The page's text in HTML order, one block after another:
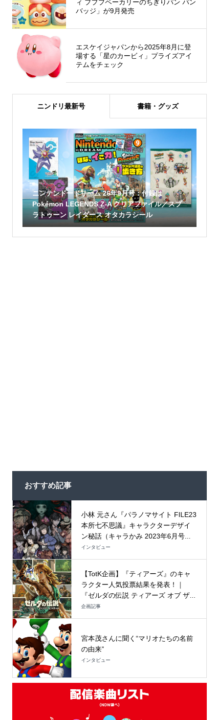
ィ プププベーカリーのちぎりパン パン
バッジ」が9月発売
エスケイジャパンから2025年8月に登
場する「星のカービィ」プライズアイ
テムをチェック
ニンドリ最新号 書籍・グッズ
ニンテンドードリーム 26年9月号：付録は
Pokémon LEGENDS Z-A クリアファイル／スプ
ラトゥーン レイダース オタカラシール
おすすめ記事
小林 元さん『パラノマサイト FILE23
本所七不思議』キャラクターデザイ
ン秘話（キャラかみ 2023年6月号...
インタビュー
【TotK企画】『ティアーズ』のキャ
ラクター人気投票結果を発表！｜
『ゼルダの伝説 ティアーズ オブ ザ...
企画記事
宮本茂さんに聞く“マリオたちの名前
の由来”
インタビュー